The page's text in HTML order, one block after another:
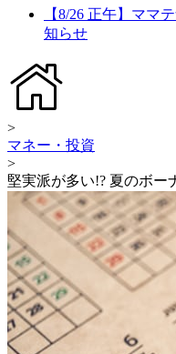
【8/26 正午】ママ
知らせ
>
マネー・投資
>
堅実派が多い!? 夏のボ